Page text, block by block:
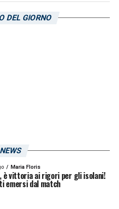
social di
NOSTRE TOP NEWS
DEL GIORNO
NEWS
Maria Floris
è vittoria ai rigori per gli isolani!
emersi dal match